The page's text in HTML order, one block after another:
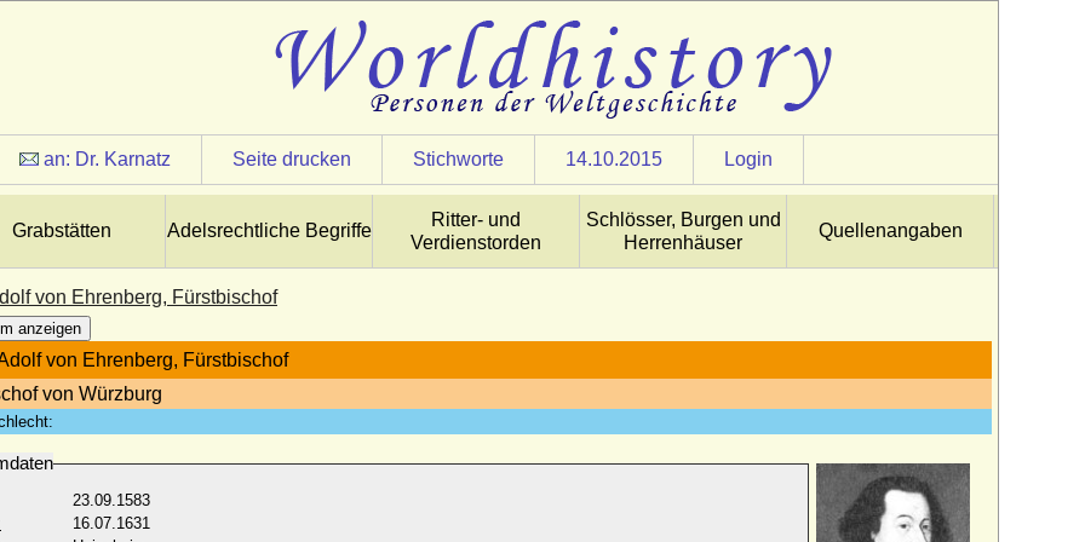
an: Dr. Karnatz Seite drucken Stichworte 14.10.2015 Login
Grabstätten Adelsrechtliche Begriffe
Ritter- und
Verdienstorden
Schlösser, Burgen und
Herrenhäuser
Quellenangaben
von Ehrenberg, Fürstbischof
anzeigen
von Ehrenberg, Fürstbischof
von Würzburg
23.09.1583
16.07.1631